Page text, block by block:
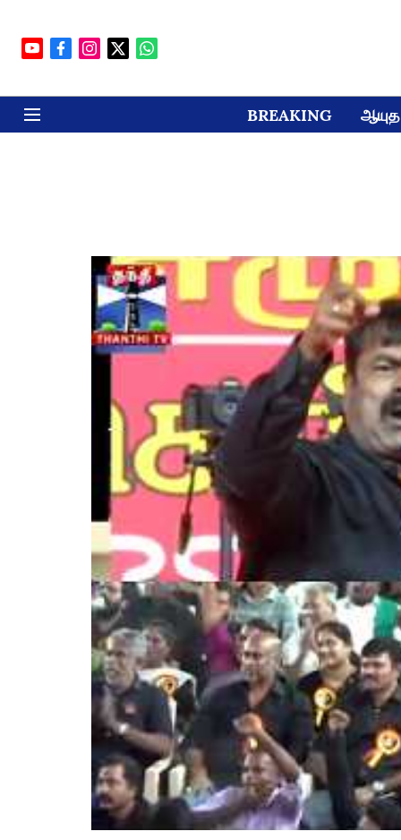
BREAKING ஆயுத